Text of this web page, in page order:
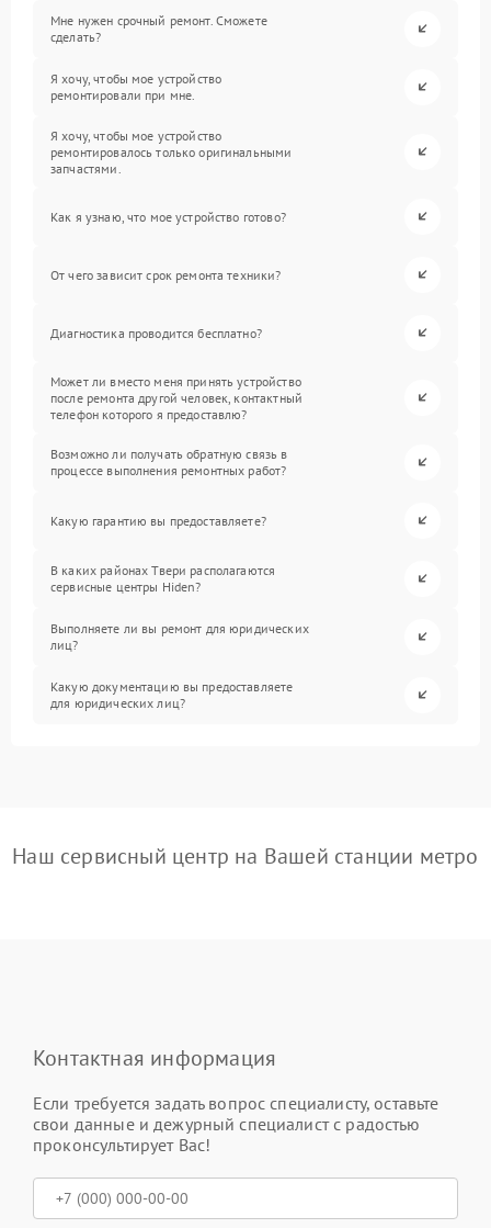
Мне нужен срочный ремонт. Сможете
сделать?
Я хочу, чтобы мое устройство
ремонтировали при мне.
Я хочу, чтобы мое устройство
ремонтировалось только оригинальными
запчастями.
Как я узнаю, что мое устройство готово?
От чего зависит срок ремонта техники?
Диагностика проводится бесплатно?
Может ли вместо меня принять устройство
после ремонта другой человек, контактный
телефон которого я предоставлю?
Возможно ли получать обратную связь в
процессе выполнения ремонтных работ?
Какую гарантию вы предоставляете?
В каких районах Твери располагаются
сервисные центры Hiden?
Выполняете ли вы ремонт для юридических
лиц?
Какую документацию вы предоставляете
для юридических лиц?
Наш сервисный центр на Вашей станции метро
Контактная информация
Если требуется задать вопрос специалисту, оставьте
свои данные и дежурный специалист с радостью
проконсультирует Вас!